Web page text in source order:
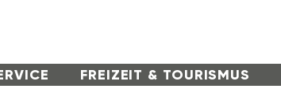
FREI­ZEIT & TOURISMUS